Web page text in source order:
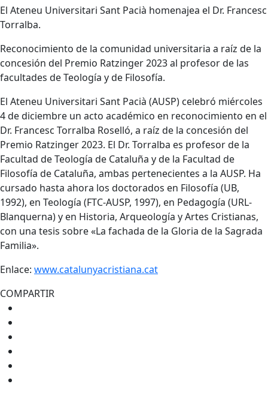
El Ateneu Universitari Sant Pacià homenajea el Dr. Francesc
Torralba.
Reconocimiento de la comunidad universitaria a raíz de la
concesión del Premio Ratzinger 2023 al profesor de las
facultades de Teología y de Filosofía.
El Ateneu Universitari Sant Pacià (AUSP) celebró miércoles
4 de diciembre un acto académico en reconocimiento en el
Dr. Francesc Torralba Roselló, a raíz de la concesión del
Premio Ratzinger 2023. El Dr. Torralba es profesor de la
Facultad de Teología de Cataluña y de la Facultad de
Filosofía de Cataluña, ambas pertenecientes a la AUSP. Ha
cursado hasta ahora los doctorados en Filosofía (UB,
1992), en Teología (FTC-AUSP, 1997), en Pedagogía (URL-
Blanquerna) y en Historia, Arqueología y Artes Cristianas,
con una tesis sobre «La fachada de la Gloria de la Sagrada
Familia».
Enlace: www.catalunyacristiana.cat
COMPARTIR